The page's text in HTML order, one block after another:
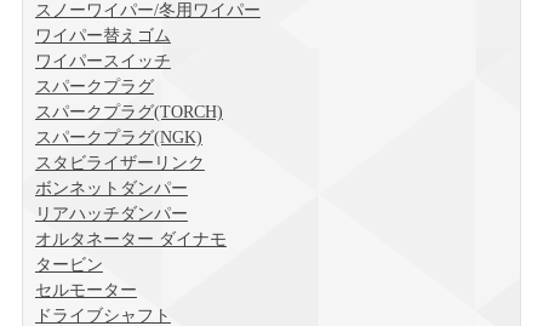
スノーワイパー/冬用ワイパー
ワイパー替えゴム
ワイパースイッチ
スパークプラグ
スパークプラグ(TORCH)
スパークプラグ(NGK)
スタビライザーリンク
ボンネットダンパー
リアハッチダンパー
オルタネーター ダイナモ
タービン
セルモーター
ドライブシャフト